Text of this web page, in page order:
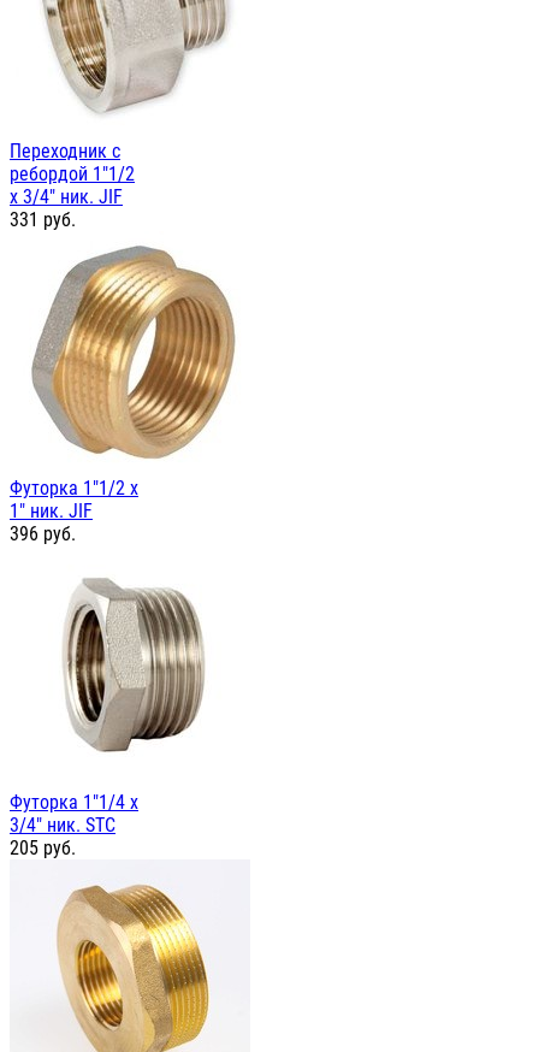
Переходник с
ребордой 1"1/2
х 3/4" ник. JIF
331 руб.
Футорка 1"1/2 х
1" ник. JIF
396 руб.
Футорка 1"1/4 х
3/4" ник. STC
205 руб.